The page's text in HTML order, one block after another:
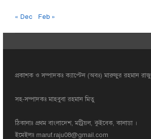
« Dec Feb »
প্রকাশক ও সম্পাদকঃ ক্যাপ্টেন (অবঃ) মারুফুর রহমান রাজু
সহ-সম্পাদকঃ মাহবুবা রহমান মিতু
ঠিকানাঃ প্রথম বাংলাদেশ, মট্রিয়ল, কুইবেক, কানাডা ।
ইমেইলঃ maruf.raju08@gmail.com